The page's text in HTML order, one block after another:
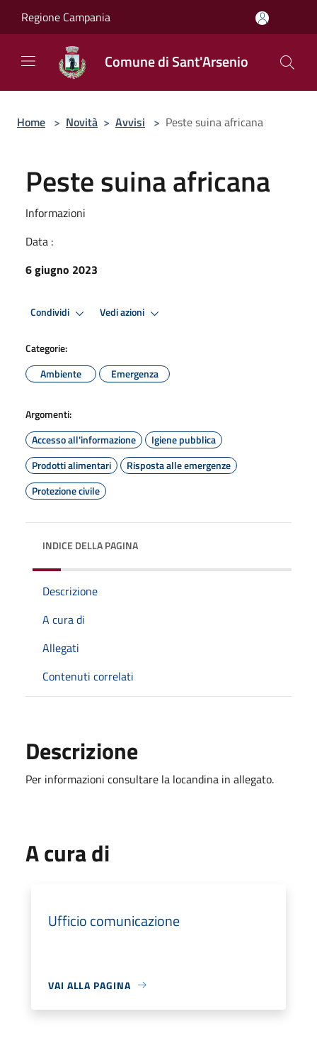
Regione Campania
Comune di Sant'Arsenio
Home > Novità > Avvisi > Peste suina africana
Peste suina africana
Informazioni
Data :
6 giugno 2023
Condividi Vedi azioni
Categorie:
Ambiente
Emergenza
Argomenti:
Accesso all'informazione
Igiene pubblica
Prodotti alimentari
Risposta alle emergenze
Protezione civile
INDICE DELLA PAGINA
Descrizione
A cura di
Allegati
Contenuti correlati
Descrizione
Per informazioni consultare la locandina in allegato.
A cura di
Ufficio comunicazione
VAI ALLA PAGINA